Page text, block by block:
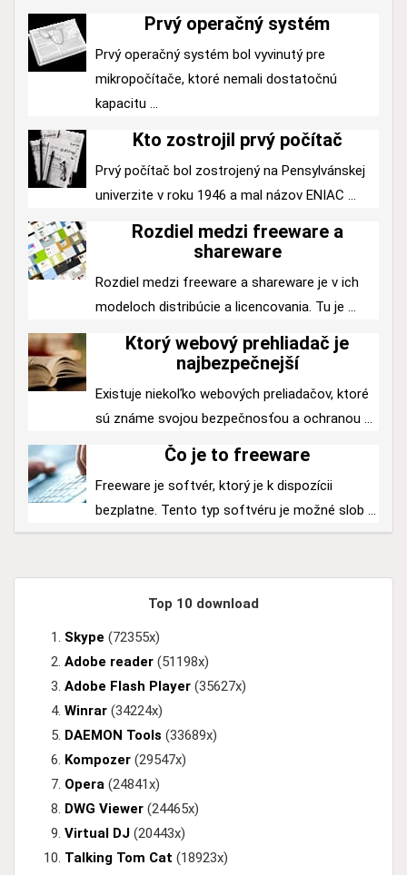
Prvý operačný systém
Prvý operačný systém bol vyvinutý pre
mikropočítače, ktoré nemali dostatočnú
kapacitu ...
Kto zostrojil prvý počítač
Prvý počítač bol zostrojený na Pensylvánskej
univerzite v roku 1946 a mal názov ENIAC ...
Rozdiel medzi freeware a
shareware
Rozdiel medzi freeware a shareware je v ich
modeloch distribúcie a licencovania. Tu je ...
Ktorý webový prehliadač je
najbezpečnejší
Existuje niekoľko webových preliadačov, ktoré
sú známe svojou bezpečnosťou a ochranou ...
Čo je to freeware
Freeware je softvér, ktorý je k dispozícii
bezplatne. Tento typ softvéru je možné slob ...
Top 10 download
Skype (72355x)
Adobe reader (51198x)
Adobe Flash Player (35627x)
Winrar (34224x)
DAEMON Tools (33689x)
Kompozer (29547x)
Opera (24841x)
DWG Viewer (24465x)
Virtual DJ (20443x)
Talking Tom Cat (18923x)